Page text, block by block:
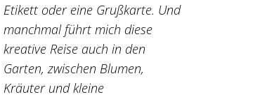
Etikett oder eine Grußkarte. Und
manchmal führt mich diese
kreative Reise auch in den
Garten, zwischen Blumen,
Kräuter und kleine